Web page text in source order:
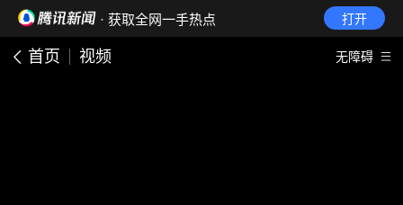
· 获取全网一手热点 打开
首页 视频 无障碍